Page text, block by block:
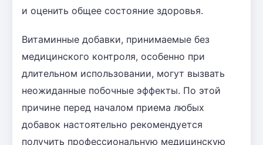
и оценить общее состояние здоровья.
Витаминные добавки, принимаемые без
медицинского контроля, особенно при
длительном использовании, могут вызвать
неожиданные побочные эффекты. По этой
причине перед началом приема любых
добавок настоятельно рекомендуется
получить профессиональную медицинскую